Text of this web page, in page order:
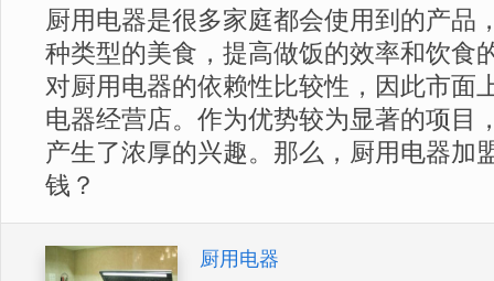
厨用电器是很多家庭都会使用到的产品
种类型的美食，提高做饭的效率和饮食
对厨用电器的依赖性比较性，因此市面
电器经营店。作为优势较为显著的项目
产生了浓厚的兴趣。那么，厨用电器加
钱？
厨用电器